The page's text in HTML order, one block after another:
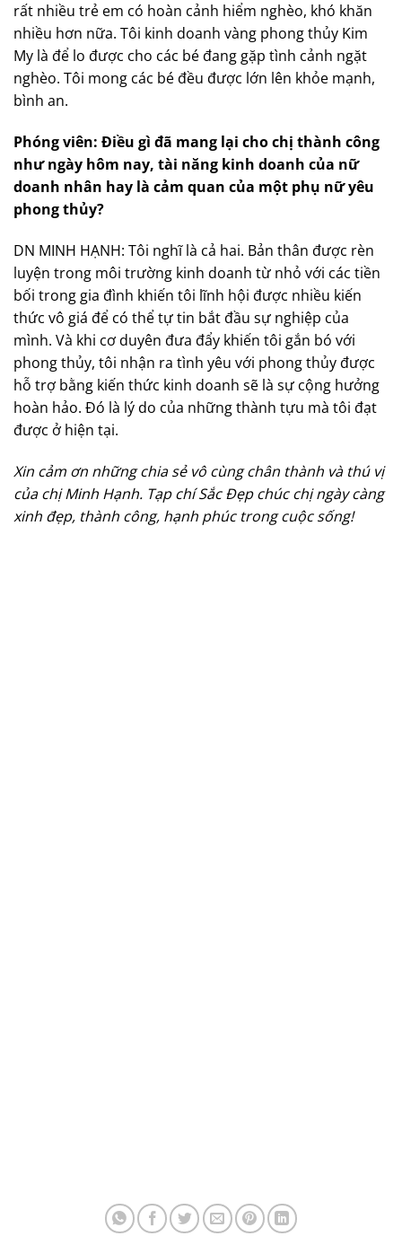
rất nhiều trẻ em có hoàn cảnh hiểm nghèo, khó khăn
nhiều hơn nữa. Tôi kinh doanh vàng phong thủy Kim
My là để lo được cho các bé đang gặp tình cảnh ngặt
nghèo. Tôi mong các bé đều được lớn lên khỏe mạnh,
bình an.
Phóng viên: Điều gì đã mang lại cho chị thành công
như ngày hôm nay, tài năng kinh doanh của nữ
doanh nhân hay là cảm quan của một phụ nữ yêu
phong thủy?
DN MINH HẠNH: Tôi nghĩ là cả hai. Bản thân được rèn
luyện trong môi trường kinh doanh từ nhỏ với các tiền
bối trong gia đình khiến tôi lĩnh hội được nhiều kiến
thức vô giá để có thể tự tin bắt đầu sự nghiệp của
mình. Và khi cơ duyên đưa đẩy khiến tôi gắn bó với
phong thủy, tôi nhận ra tình yêu với phong thủy được
hỗ trợ bằng kiến thức kinh doanh sẽ là sự cộng hưởng
hoàn hảo. Đó là lý do của những thành tựu mà tôi đạt
được ở hiện tại.
Xin cảm ơn những chia sẻ vô cùng chân thành và thú vị
của chị Minh Hạnh. Tạp chí Sắc Đẹp chúc chị ngày càng
xinh đẹp, thành công, hạnh phúc trong cuộc sống!